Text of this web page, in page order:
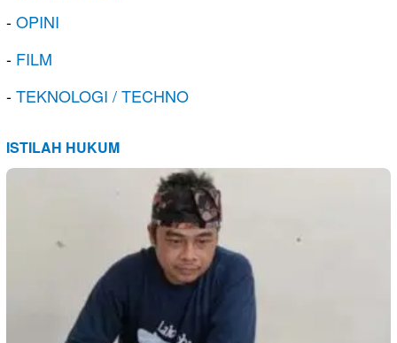
-OPINI
- FILM
-TEKNOLOGI / TECHNO
ISTILAH HUKUM